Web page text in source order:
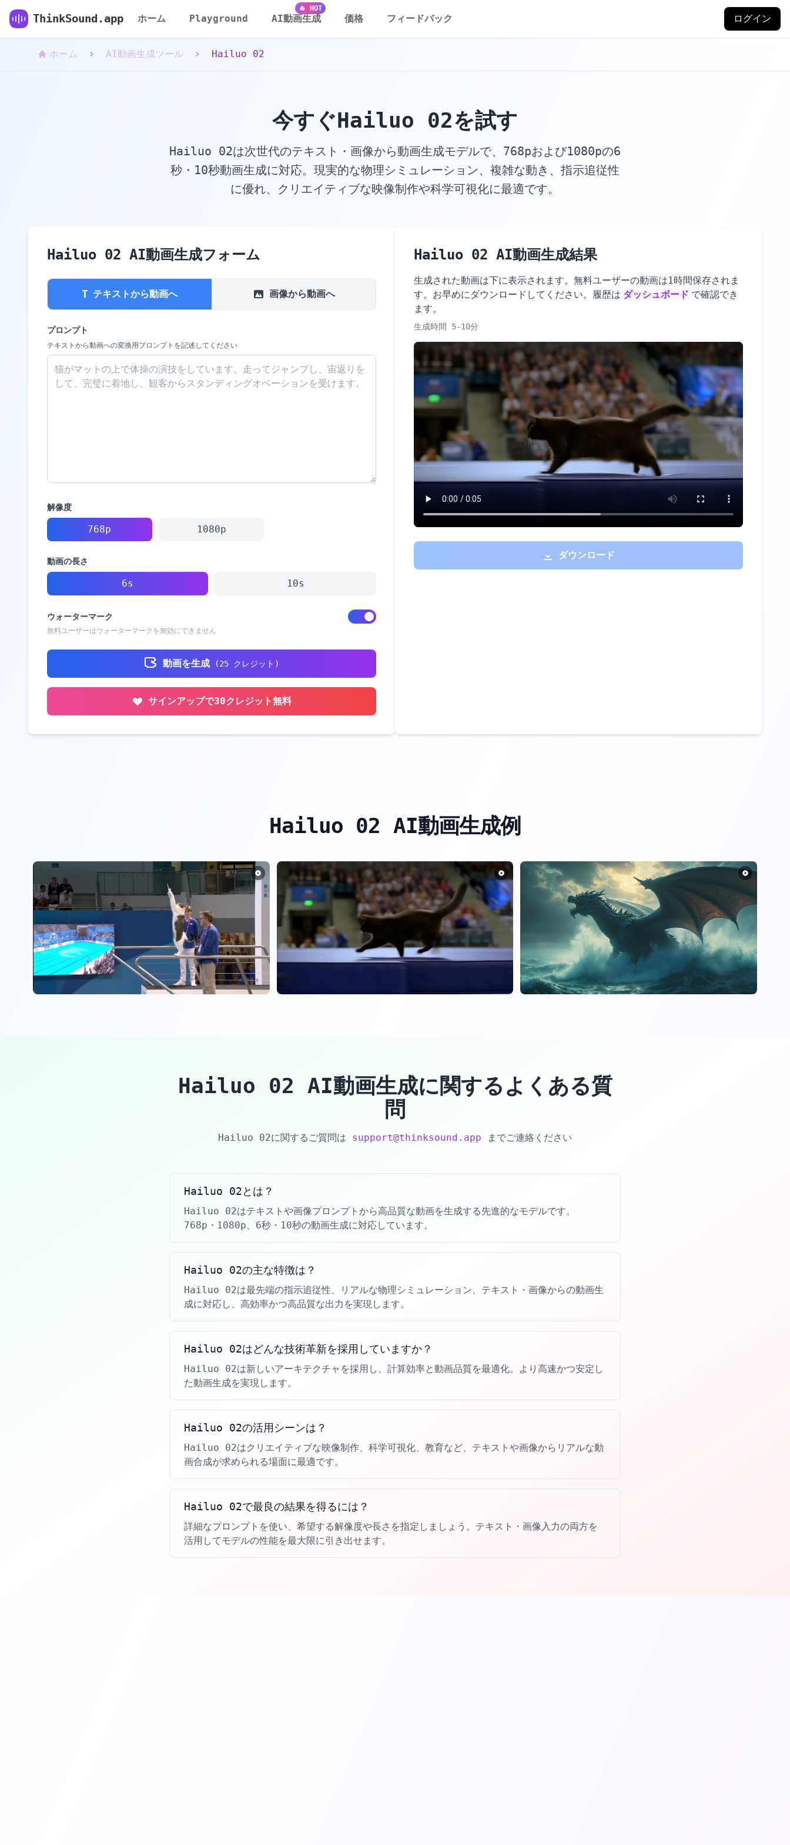
ThinkSound.app ホーム Playground
🔥 HOT
AI動画生成 価格 フィードバック ログイン
ホーム AI動画生成ツール Hailuo 02
今すぐHailuo 02を試す
Hailuo 02は次世代のテキスト・画像から動画生成モデルで、768pおよび1080pの6
秒・10秒動画生成に対応。現実的な物理シミュレーション、複雑な動き、指示追従性
に優れ、クリエイティブな映像制作や科学可視化に最適です。
Hailuo 02 AI動画生成フォーム
T テキストから動画へ 画像から動画へ
プロンプト
テキストから動画への変換用プロンプトを記述してください
解像度
768p 1080p
動画の長さ
6s 10s
ウォーターマーク
無料ユーザーはウォーターマークを無効にできません
動画を生成 (25 クレジット )
サインアップで30クレジット無料
Hailuo 02 AI動画生成結果
生成された動画は下に表示されます。無料ユーザーの動画は1時間保存されま
す。お早めにダウンロードしてください。履歴は ダッシュボード で確認でき
ます。
生成時間 5-10分
ダウンロード
Hailuo 02 AI動画生成例
Hailuo 02 AI動画生成に関するよくある質
問
Hailuo 02に関するご質問は support@thinksound.app までご連絡ください
Hailuo 02とは？
Hailuo 02はテキストや画像プロンプトから高品質な動画を生成する先進的なモデルです。
768p・1080p、6秒・10秒の動画生成に対応しています。
Hailuo 02の主な特徴は？
Hailuo 02は最先端の指示追従性、リアルな物理シミュレーション、テキスト・画像からの動画生
成に対応し、高効率かつ高品質な出力を実現します。
Hailuo 02はどんな技術革新を採用していますか？
Hailuo 02は新しいアーキテクチャを採用し、計算効率と動画品質を最適化。より高速かつ安定し
た動画生成を実現します。
Hailuo 02の活用シーンは？
Hailuo 02はクリエイティブな映像制作、科学可視化、教育など、テキストや画像からリアルな動
画合成が求められる場面に最適です。
Hailuo 02で最良の結果を得るには？
詳細なプロンプトを使い、希望する解像度や長さを指定しましょう。テキスト・画像入力の両方を
活用してモデルの性能を最大限に引き出せます。
Hailuo 02 AI動画生成 - 次世代テキスト・画像から動画生成モデル | ThinkSound.app